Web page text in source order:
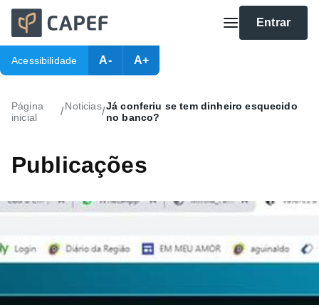
Entrar
Acessibilidade A- A+
Página
inicial
/Noticias/Já conferiu se tem dinheiro esquecido
no banco?
Publicações